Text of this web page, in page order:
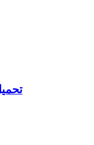
تحميل افضل